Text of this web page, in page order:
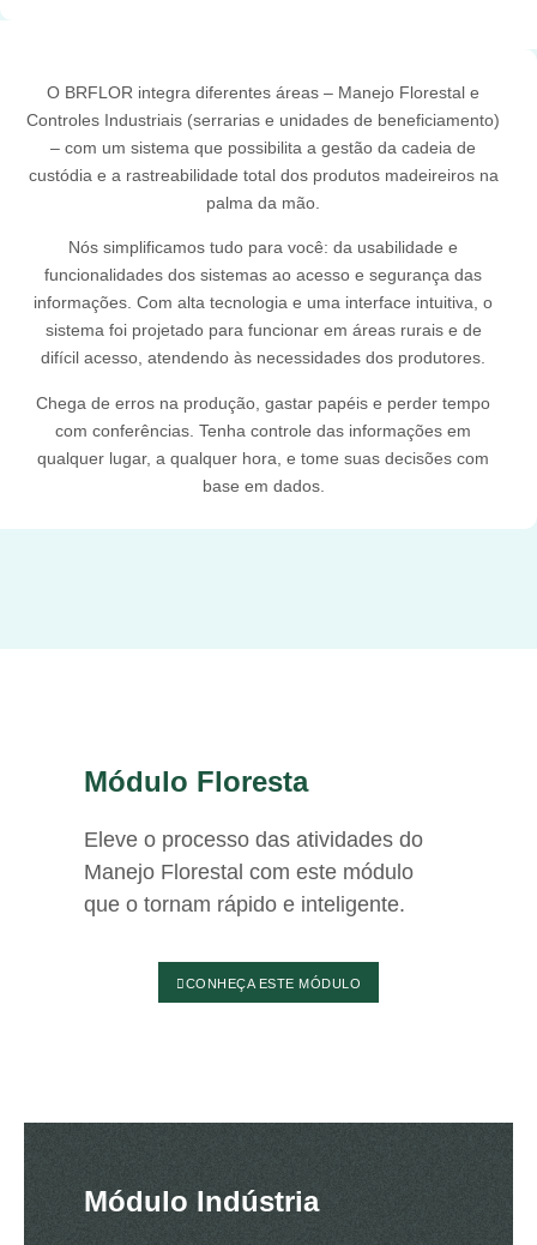
O BRFLOR integra diferentes áreas – Manejo Florestal e
Controles Industriais (serrarias e unidades de beneficiamento)
– com um sistema que possibilita a gestão da cadeia de
custódia e a rastreabilidade total dos produtos madeireiros na
palma da mão.
Nós simplificamos tudo para você: da usabilidade e
funcionalidades dos sistemas ao acesso e segurança das
informações. Com alta tecnologia e uma interface intuitiva, o
sistema foi projetado para funcionar em áreas rurais e de
difícil acesso, atendendo às necessidades dos produtores.
Chega de erros na produção, gastar papéis e perder tempo
com conferências. Tenha controle das informações em
qualquer lugar, a qualquer hora, e tome suas decisões com
base em dados.
Módulo Floresta
Eleve o processo das atividades do
Manejo Florestal com este módulo
que o tornam rápido e inteligente.
CONHEÇA ESTE MÓDULO
Módulo Indústria